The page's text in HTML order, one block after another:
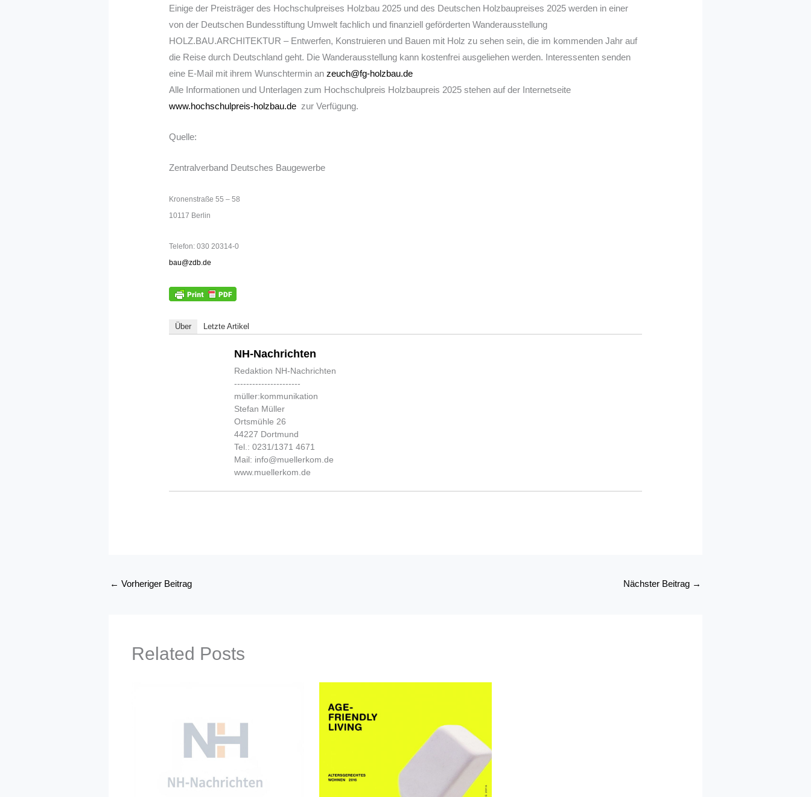
Einige der Preisträger des Hochschulpreises Holzbau 2025 und des Deutschen Holzbaupreises 2025 werden in einer
von der Deutschen Bundesstiftung Umwelt fachlich und finanziell geförderten Wanderausstellung
HOLZ.BAU.ARCHITEKTUR – Entwerfen, Konstruieren und Bauen mit Holz zu sehen sein, die im kommenden Jahr auf
die Reise durch Deutschland geht. Die Wanderausstellung kann kostenfrei ausgeliehen werden. Interessenten senden
eine E-Mail mit ihrem Wunschtermin anzeuch@fg-holzbau.de
Alle Informationen und Unterlagen zum Hochschulpreis Holzbaupreis 2025 stehen auf der Internetseite
www.hochschulpreis-holzbau.de zur Verfügung.
Quelle:
Zentralverband Deutsches Baugewerbe
Kronenstraße 55 – 58
10117 Berlin
Telefon: 030 20314-0
bau@zdb.de
Über Letzte Artikel
NH-Nachrichten
Redaktion NH-Nachrichten
----------------------
müller:kommunikation
Stefan Müller
Ortsmühle 26
44227 Dortmund
Tel.: 0231/1371 4671
Mail: info@muellerkom.de
www.muellerkom.de
← Vorheriger Beitrag Nächster Beitrag →
Related Posts